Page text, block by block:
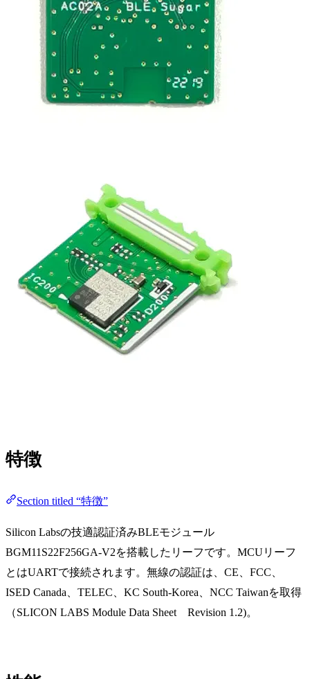
特徴
Section titled “特徴”
Silicon Labsの技適認証済みBLEモジュール
BGM11S22F256GA-V2を搭載したリーフです。MCUリーフ
とはUARTで接続されます。無線の認証は、CE、FCC、
ISED Canada、TELEC、KC South-Korea、NCC Taiwanを取得
（SLICON LABS Module Data Sheet Revision 1.2)。